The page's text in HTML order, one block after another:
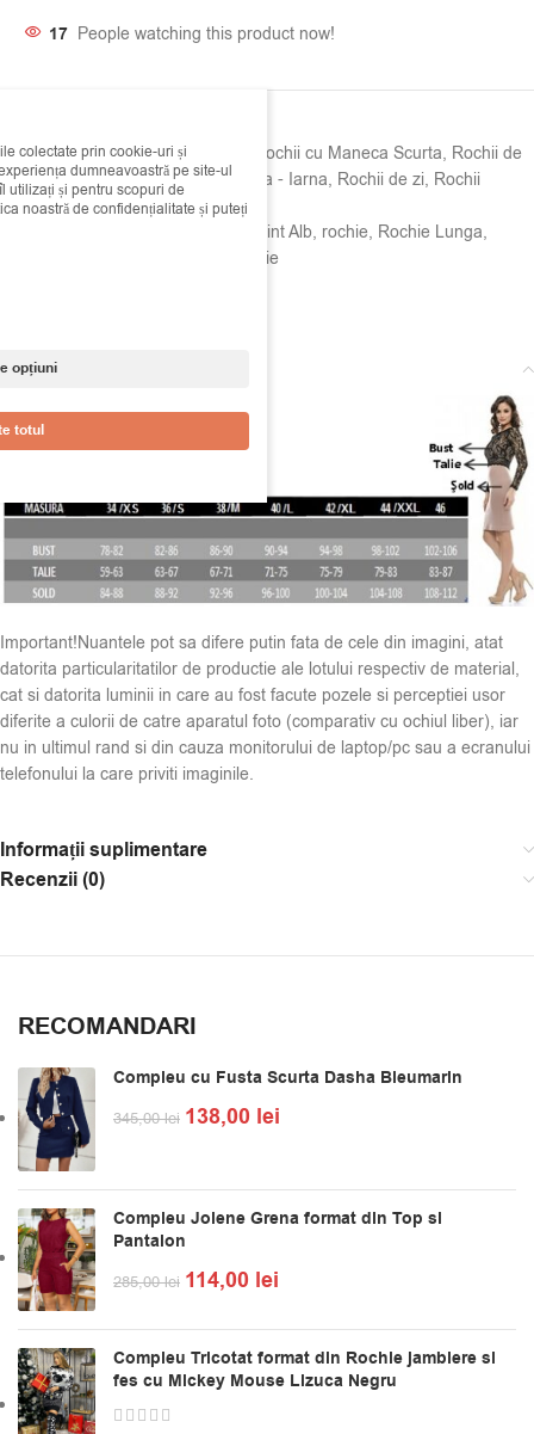
17 People watching this product now!
Categorii: Rochii, Rochii Casual Rochii cu Maneca Scurta, Rochii de
Primavara - Vara, Rochii de Toamna - Iarna, Rochii de zi, Rochii
Elegante, Rochii Lungi
Print Alb, rochie, Rochie Lunga,
rosie
Descriere
Important!Nuantele pot sa difere putin fata de cele din imagini, atat
datorita particularitatilor de productie ale lotului respectiv de material,
cat si datorita luminii in care au fost facute pozele si perceptiei usor
diferite a culorii de catre aparatul foto (comparativ cu ochiul liber), iar
nu in ultimul rand si din cauza monitorului de laptop/pc sau a ecranului
telefonului la care priviti imaginile.
Informații suplimentare
Recenzii (0)
RECOMANDARI
Compleu cu Fusta Scurta Dasha Bleumarin
345,00lei 138,00 lei
Compleu Jolene Grena format din Top si
Pantalon
285,00lei 114,00 lei
Compleu Tricotat format din Rochie jambiere si
fes cu Mickey Mouse Lizuca Negru
colectate prin cookie-uri și
dumneavoastră pe site-ul
utilizați și pentru scopuri de
noastră de confidențialitate și puteți
opțiuni
totul